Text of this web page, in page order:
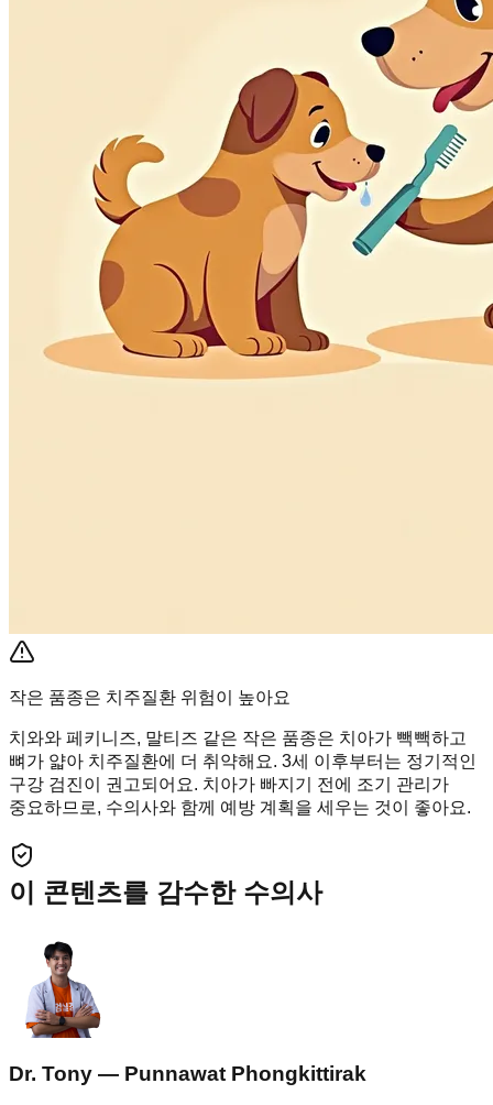
작은 품종은 치주질환 위험이 높아요
치와와 페키니즈, 말티즈 같은 작은 품종은 치아가 빽빽하고
뼈가 얇아 치주질환에 더 취약해요. 3세 이후부터는 정기적인
구강 검진이 권고되어요. 치아가 빠지기 전에 조기 관리가
중요하므로, 수의사와 함께 예방 계획을 세우는 것이 좋아요.
이 콘텐츠를 감수한 수의사
Dr. Tony — Punnawat Phongkittirak